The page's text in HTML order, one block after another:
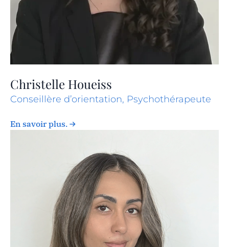
Christelle Houeiss
Conseillère d’orientation, Psychothérapeute
En savoir plus.